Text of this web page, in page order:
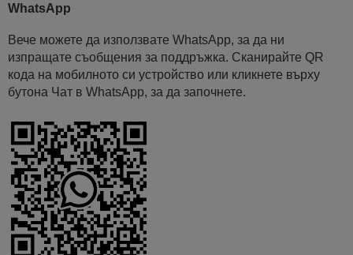
WhatsApp
Вече можете да използвате WhatsApp, за да ни
изпращате съобщения за поддръжка. Сканирайте QR
кода на мобилното си устройство или кликнете върху
бутона Чат в WhatsApp, за да започнете.